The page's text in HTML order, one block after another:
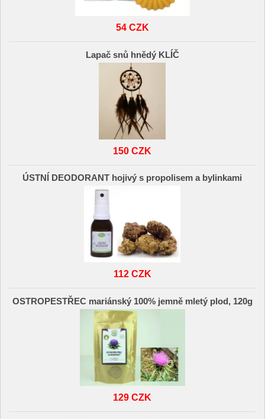
54 CZK
Lapač snů hnědý KLÍČ
150 CZK
ÚSTNÍ DEODORANT hojivý s propolisem a bylinkami
112 CZK
OSTROPESTŘEC mariánský 100% jemně mletý plod, 120g
129 CZK